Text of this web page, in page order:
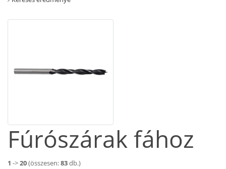
Fúrószárak fához
1 ->20(összesen:83db.)